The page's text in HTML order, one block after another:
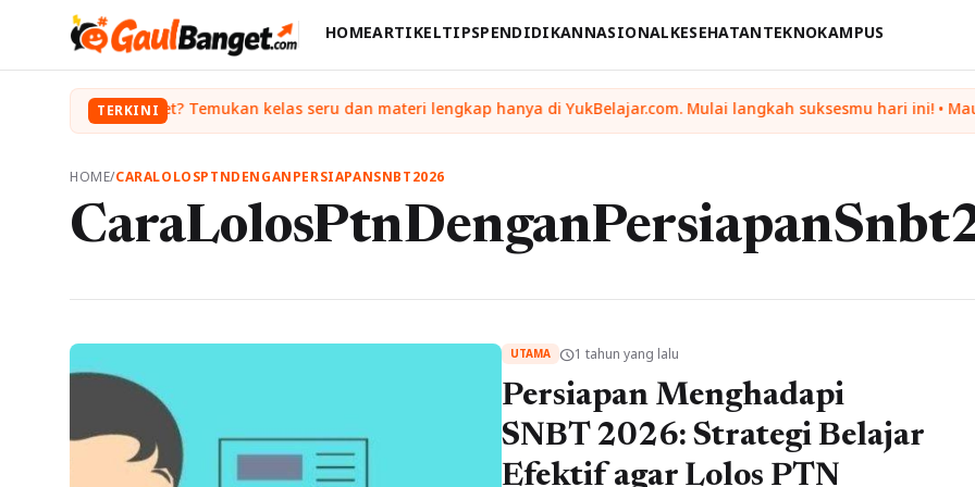
HOMEARTIKELTIPSPENDIDIKANNASIONALKESEHATANTEKNOKAMPUS
TERKINI
HOME/CARALOLOSPTNDENGANPERSIAPANSNBT2026
UTAMA schedule1 tahun yang lalu
Persiapan Menghadapi
SNBT 2026: Strategi Belajar
Efektif agar Lolos PTN